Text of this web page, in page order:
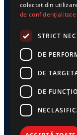
© 2026 Ziarul
colectat din
de confidențialitate
STRICT
DE
DE
DE